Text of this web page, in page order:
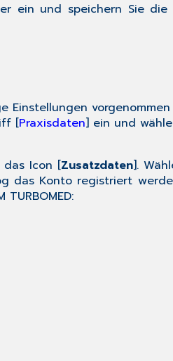
ein und speichern Sie
Einstellungen
[Praxisdaten] ein und
das Icon [Zusatzdaten].
das Konto registriert